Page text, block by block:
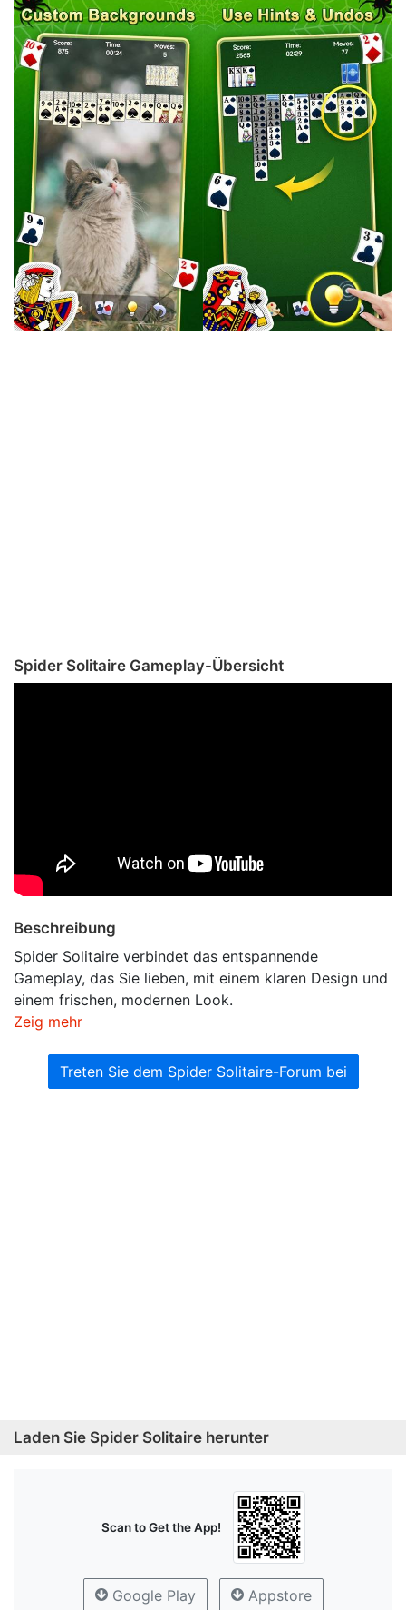
Spider Solitaire Gameplay-Übersicht
Beschreibung
Spider Solitaire verbindet das entspannende
Gameplay, das Sie lieben, mit einem klaren Design und
einem frischen, modernen Look.
Zeig mehr
Treten Sie dem Spider Solitaire-Forum bei
Laden Sie Spider Solitaire herunter
Scan to Get the App!
Google Play Appstore